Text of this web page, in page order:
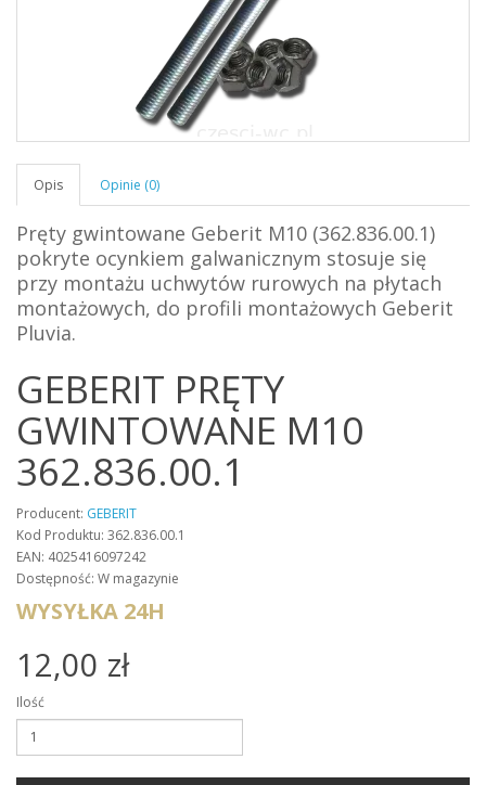
Opis Opinie (0)
Pręty gwintowane Geberit M10 (362.836.00.1)
pokryte ocynkiem galwanicznym stosuje się
przy montażu uchwytów rurowych na płytach
montażowych, do profili montażowych Geberit
Pluvia.
GEBERIT PRĘTY
GWINTOWANE M10
362.836.00.1
Producent: GEBERIT
Kod Produktu: 362.836.00.1
EAN: 4025416097242
Dostępność: W magazynie
WYSYŁKA 24H
12,00 zł
Ilość